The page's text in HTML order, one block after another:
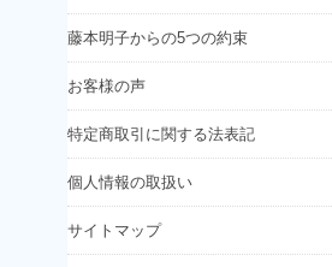
藤本明子からの5つの約束
お客様の声
特定商取引に関する法表記
個人情報の取扱い
サイトマップ